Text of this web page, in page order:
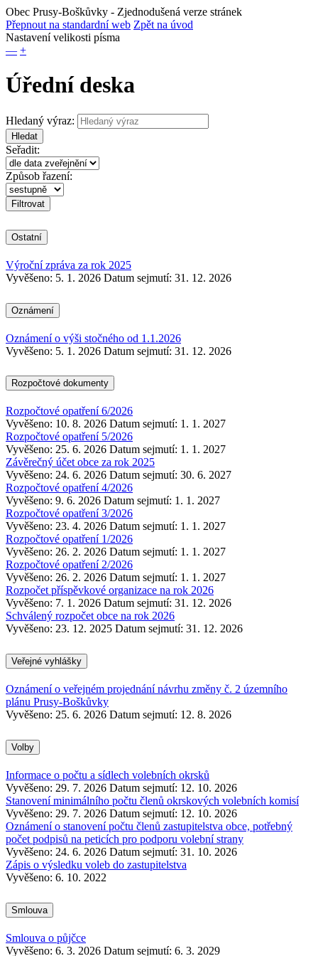
Obec Prusy-Boškůvky - Zjednodušená verze stránek
Přepnout na standardní web Zpět na úvod
Nastavení velikosti písma
— +
Úřední deska
Hledaný výraz:
Hledat
Seřadit:
Způsob řazení:
Ostatní
Výroční zpráva za rok 2025
Vyvěšeno: 5. 1. 2026 Datum sejmutí: 31. 12. 2026
Oznámení
Oznámení o výši stočného od 1.1.2026
Vyvěšeno: 5. 1. 2026 Datum sejmutí: 31. 12. 2026
Rozpočtové dokumenty
Rozpočtové opatření 6/2026
Vyvěšeno: 10. 8. 2026 Datum sejmutí: 1. 1. 2027
Rozpočtové opatření 5/2026
Vyvěšeno: 25. 6. 2026 Datum sejmutí: 1. 1. 2027
Závěrečný účet obce za rok 2025
Vyvěšeno: 24. 6. 2026 Datum sejmutí: 30. 6. 2027
Rozpočtové opatření 4/2026
Vyvěšeno: 9. 6. 2026 Datum sejmutí: 1. 1. 2027
Rozpočtové opatření 3/2026
Vyvěšeno: 23. 4. 2026 Datum sejmutí: 1. 1. 2027
Rozpočtové opatření 1/2026
Vyvěšeno: 26. 2. 2026 Datum sejmutí: 1. 1. 2027
Rozpočtové opatření 2/2026
Vyvěšeno: 26. 2. 2026 Datum sejmutí: 1. 1. 2027
Rozpočet příspěvkové organizace na rok 2026
Vyvěšeno: 7. 1. 2026 Datum sejmutí: 31. 12. 2026
Schválený rozpočet obce na rok 2026
Vyvěšeno: 23. 12. 2025 Datum sejmutí: 31. 12. 2026
Veřejné vyhlášky
Oznámení o veřejném projednání návrhu změny č. 2 územního
plánu Prusy-Boškůvky
Vyvěšeno: 25. 6. 2026 Datum sejmutí: 12. 8. 2026
Volby
Informace o počtu a sídlech volebních okrsků
Vyvěšeno: 29. 7. 2026 Datum sejmutí: 12. 10. 2026
Stanovení minimálního počtu členů okrskových volebních komisí
Vyvěšeno: 29. 7. 2026 Datum sejmutí: 12. 10. 2026
Oznámení o stanovení počtu členů zastupitelstva obce, potřebný
počet podpisů na peticích pro podporu volební strany
Vyvěšeno: 24. 6. 2026 Datum sejmutí: 31. 10. 2026
Zápis o výsledku voleb do zastupitelstva
Vyvěšeno: 6. 10. 2022
Smlouva
Smlouva o půjčce
Vyvěšeno: 6. 3. 2026 Datum sejmutí: 6. 3. 2029